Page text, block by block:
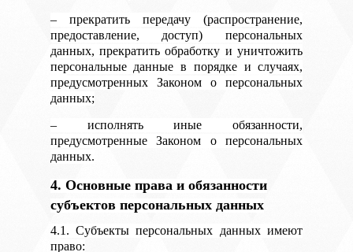
– прекратить передачу (распространение,
предоставление, доступ) персональных
данных, прекратить обработку и уничтожить
персональные данные в порядке и случаях,
предусмотренных Законом о персональных
данных;
– исполнять иные обязанности,
предусмотренные Законом о персональных
данных.
4. Основные права и обязанности
субъектов персональных данных
4.1. Субъекты персональных данных имеют
право: